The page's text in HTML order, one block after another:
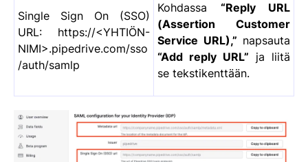
Single Sign On (SSO)
URL: https://<YHTIÖN-
NIMI>.pipedrive.com/sso
/auth/samlp
Kohdassa “Reply URL
(Assertion Customer
Service URL),” napsauta
“Add reply URL” ja liitä
se tekstikenttään.